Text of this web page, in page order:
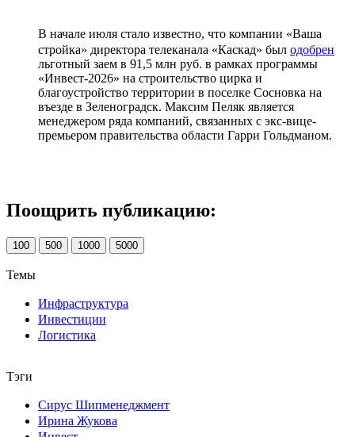
В начале июля стало известно, что компании «Ваша
стройка» директора телеканала «Каскад» был одобрен
льготный заем в 91,5 млн руб. в рамках программы
«Инвест-2026» на строительство цирка и
благоустройство территории в поселке Сосновка на
въезде в Зеленоградск. Максим Пеляк является
менеджером ряда компаний, связанных с экс-вице-
премьером правительства области Гарри Гольдманом.
Поощрить публикацию:
100 500 1000 5000
Темы
Инфраструктура
Инвестиции
Логистика
Тэги
Сирус Шипменеджмент
Ирина Жукова